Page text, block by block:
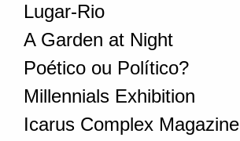
Lugar-Rio
A Garden at Night
Poético ou Político?
Millennials Exhibition
Icarus Complex Magazine